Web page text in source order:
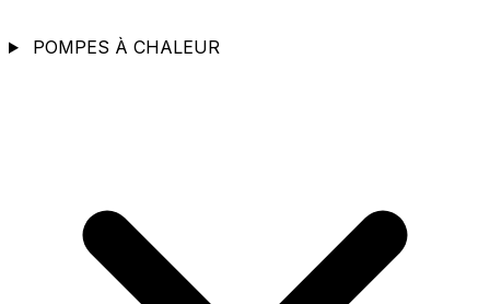
POMPES À CHALEUR